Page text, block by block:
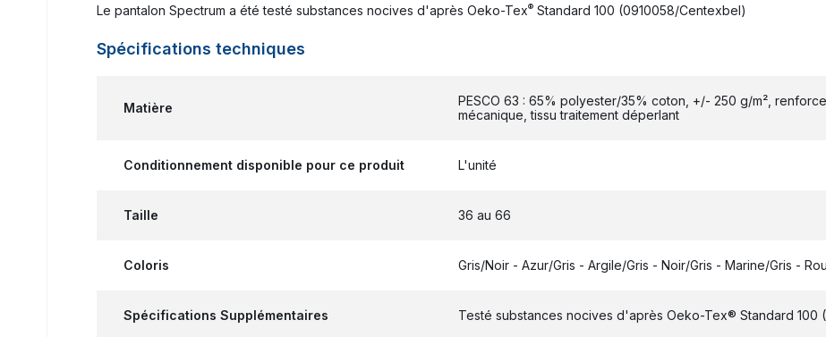
Le pantalon Spectrum a été testé substances nocives d'après Oeko-Tex® Standard 100 (0910058/Centexbel)
Spécifications techniques
Matière
PESCO 63 : 65% polyester/35% coton, +/- 250 g/m²,
mécanique, tissu traitement déperlant
Conditionnement disponible pour ce produit L'unité
Taille 36 au 66
Coloris Gris/Noir - Azur/Gris - Argile/Gris - Noir/Gris - Marine/Gris -
Spécifications Supplémentaires Testé substances nocives d'après Oeko-Tex® Standard 100